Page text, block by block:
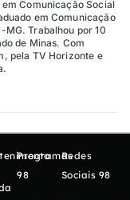
Comunicação Social
em Comunicação
MG. Trabalhou por 10
de Minas. Com
pela TV Horizonte e
Programas
98
Redes
Sociais 98